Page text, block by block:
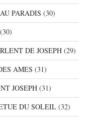
PARADIS (30)
DE JOSEPH(29)
AMES (31)
JOSEPH(31)
DU SOLEIL(32)